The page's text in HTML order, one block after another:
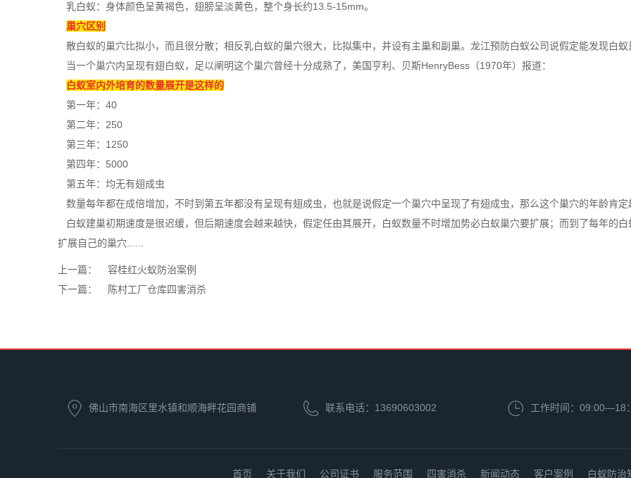
乳白蚁：身体颜色呈黄褐色，翅膀呈淡黄色，整个身长约13.5-15mm。
巢穴区别
散白蚁的巢穴比拟小，而且很分散；相反乳白蚁的巢穴很大，比拟集中，并设有主巢和副巢。龙江预防白蚁公司说假定能发现白蚁
当一个巢穴内呈现有翅白蚁，足以阐明这个巢穴曾经十分成熟了，美国亨利、贝斯HenryBess（1970年）报道：
白蚁室内外培育的数量展开是这样的
第一年：40
第二年：250
第三年：1250
第四年：5000
第五年：均无有翅成虫
数量每年都在成倍增加，不时到第五年都没有呈现有翅成虫，也就是说假定一个巢穴中呈现了有翅成虫，那么这个巢穴的年龄肯定
白蚁建巢初期速度是很迟缓，但后期速度会越来越快，假定任由其展开，白蚁数量不时增加势必白蚁巢穴要扩展；而到了每年的白
扩展自己的巢穴......
上一篇：
容桂红火蚁防治案例
下一篇：
陈村工厂仓库四害消杀
佛山市南海区里水镇和顺海畔花园商铺
联系电话：13690603002 工作时间：09:00—18
首页 关于我们 公司证书 服务范围 四害消杀 新闻动态 客户案例 白蚁防治